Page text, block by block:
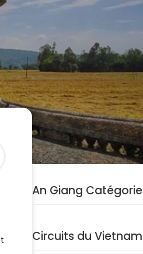
An Giang Catégorie
Circuits du Vietnam